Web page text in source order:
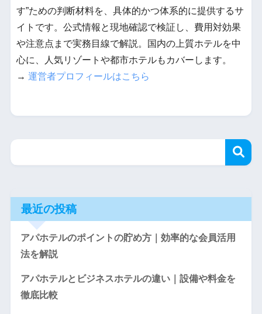
す”ための判断材料を、具体的かつ体系的に提供するサ
イトです。公式情報と現地確認で検証し、費用対効果
や注意点まで実務目線で解説。国内の上質ホテルを中
心に、人気リゾートや都市ホテルもカバーします。
→ 運営者プロフィールはこちら
最近の投稿
アパホテルのポイントの貯め方｜効率的な会員活用
法を解説
アパホテルとビジネスホテルの違い｜設備や料金を
徹底比較